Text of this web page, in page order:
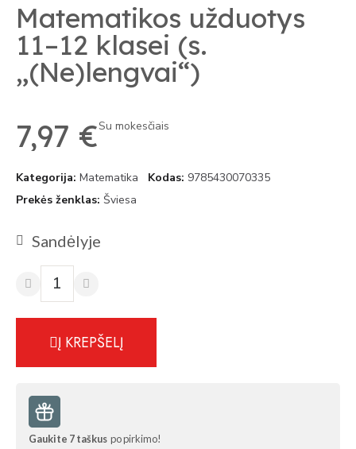
Matematikos užduotys
11–12 klasei (s.
„(Ne)lengvai“)
7,97 €Su mokesčiais
Kategorija Matematika Kodas 9785430070335
Prekės ženklas Šviesa
Sandėlyje
Į KREPŠELĮ
Gaukite 7taškus po pirkimo!